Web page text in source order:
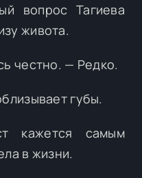
вопрос Тагиева
живота.
честно. — Редко.
губы.
кажется самым
в жизни.